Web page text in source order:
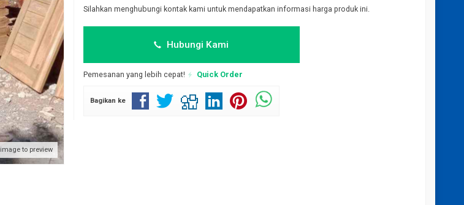
to preview
Silahkan menghubungi kontak kami untuk mendapatkan informasi harga produk ini.
Hubungi Kami
Pemesanan yang lebih cepat! Quick Order
Bagikan ke